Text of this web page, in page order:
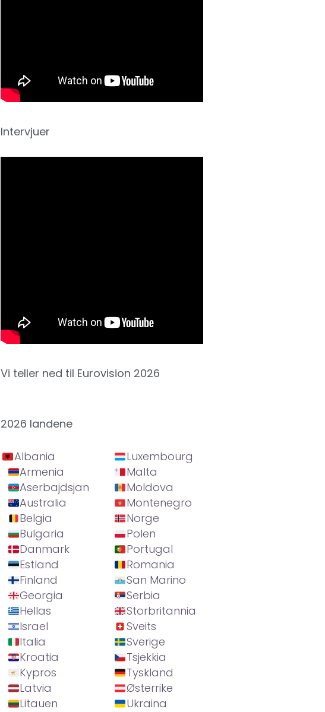
Intervjuer
Vi teller ned til Eurovision 2026
2026 landene
Albania
Armenia
Aserbajdsjan
Australia
Belgia
Bulgaria
Danmark
Estland
Finland
Georgia
Hellas
Israel
Italia
Kroatia
Kypros
Latvia
Litauen
Luxembourg
Malta
Moldova
Montenegro
Norge
Polen
Portugal
Romania
San Marino
Serbia
Storbritannia
Sveits
Sverige
Tsjekkia
Tyskland
Østerrike
Ukraina